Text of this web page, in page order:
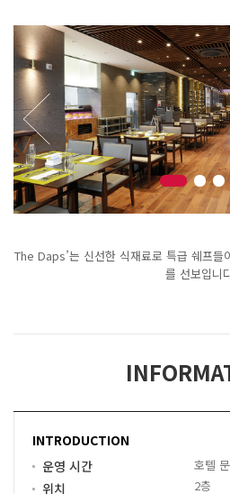
The Daps’는 신선한 식재료로 특급 쉐프들
를 선보입니
INTRODUCTION
운영 시간
호텔
위치 2층